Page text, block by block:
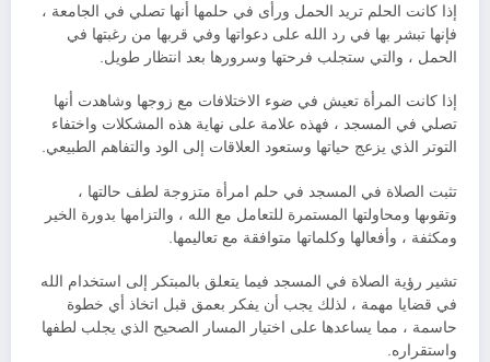
إذا كانت الحلم تريد الحمل ورأى في حلمها أنها تصلي في الجامعة ،
فإنها تبشر بها في رد الله على دعواتها وفي قربها من رغبتها في
الحمل ، والتي ستجلب فرحتها وسرورها بعد انتظار طويل.
إذا كانت المرأة تعيش في ضوء الاختلافات مع زوجها وشاهدت أنها
تصلي في المسجد ، فهذه علامة على نهاية هذه المشكلات واختفاء
التوتر الذي يزعج حياتها وستعود العلاقات إلى الود والتفاهم الطبيعي.
تثبت الصلاة في المسجد في حلم امرأة متزوجة لطف حالتها ،
وتقوىها ومحاولتها المستمرة للتعامل مع الله ، والتزامها بدورة الخير
ومكثفة ، وأفعالها وكلماتها متوافقة مع تعاليمها.
تشير رؤية الصلاة في المسجد فيما يتعلق بالمبتكر إلى استخدام الله
في قضايا مهمة ، لذلك يجب أن يفكر بعمق قبل اتخاذ أي خطوة
حاسمة ، مما يساعدها على اختيار المسار الصحيح الذي يجلب لطفها
واستقراره.